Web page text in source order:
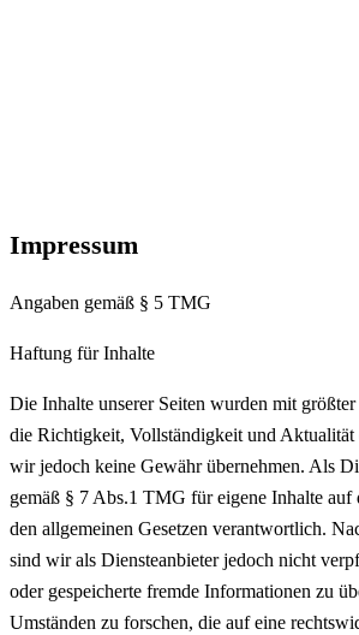
Impressum
Angaben gemäß § 5 TMG
Haftung für Inhalte
Die Inhalte unserer Seiten wurden mit
die Richtigkeit, Vollständigkeit und Aktualität
wir jedoch keine Gewähr übernehmen. Als
gemäß § 7 Abs.1 TMG für eigene Inhalte auf
den allgemeinen Gesetzen verantwortlich.
sind wir als Diensteanbieter jedoch nicht
oder gespeicherte fremde Informationen zu
Umständen zu forschen, die auf eine